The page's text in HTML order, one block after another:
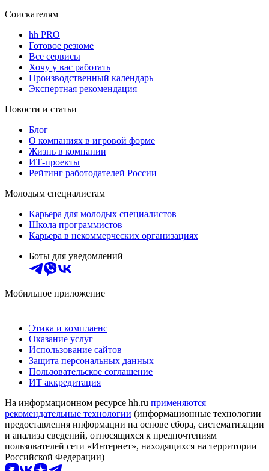
Соискателям
hh PRO
Готовое резюме
Все сервисы
Хочу у вас работать
Производственный календарь
Экспертная рекомендация
Новости и статьи
Блог
О компаниях в игровой форме
Жизнь в компании
ИТ-проекты
Рейтинг работодателей России
Молодым специалистам
Карьера для молодых специалистов
Школа программистов
Карьера в некоммерческих организациях
Боты для уведомлений
Мобильное приложение
Этика и комплаенс
Оказание услуг
Использование сайтов
Защита персональных данных
Пользовательское соглашение
ИТ аккредитация
На информационном ресурсе hh.ru применяются
рекомендательные технологии (информационные технологии
предоставления информации на основе сбора, систематизации
и анализа сведений, относящихся к предпочтениям
пользователей сети «Интернет», находящихся на территории
Российской Федерации)